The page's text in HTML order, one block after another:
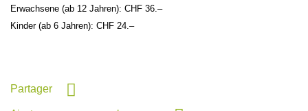
Erwachsene (ab 12 Jahren): CHF 36.–
Kinder (ab 6 Jahren): CHF 24.–
Partager